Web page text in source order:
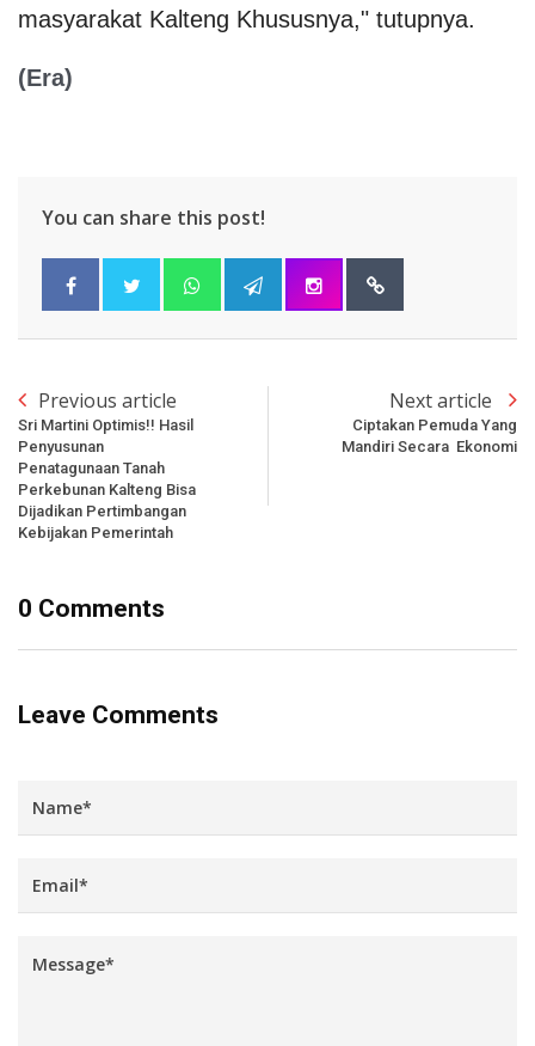
masyarakat Kalteng Khususnya," tutupnya.
(Era)
You can share this post!
Previous article
Sri Martini Optimis!! Hasil
Penyusunan
Penatagunaan Tanah
Perkebunan Kalteng Bisa
Dijadikan Pertimbangan
Kebijakan Pemerintah
Next article
Ciptakan Pemuda Yang
Mandiri Secara Ekonomi
0 Comments
Leave Comments